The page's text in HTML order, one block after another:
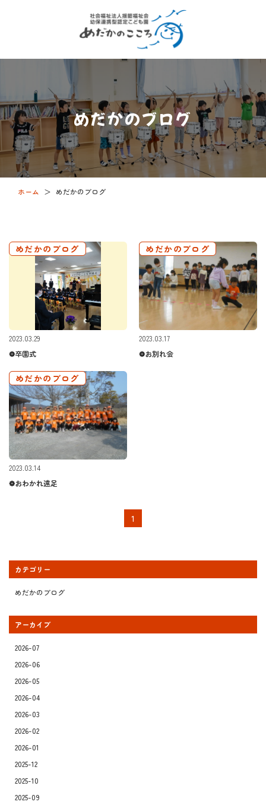
めだかのブログ
ホーム ＞ めだかのブログ
めだかのブログ
2023.03.29
❁卒園式
めだかのブログ
2023.03.17
❁お別れ会
めだかのブログ
2023.03.14
❁おわかれ遠足
1
カテゴリー
めだかのブログ
アーカイブ
2026-07
2026-06
2026-05
2026-04
2026-03
2026-02
2026-01
2025-12
2025-10
2025-09